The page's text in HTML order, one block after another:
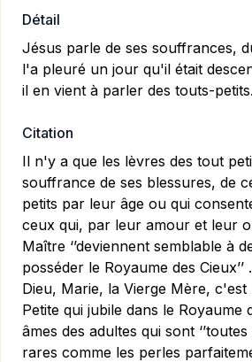
Détail
Jésus parle de ses souffrances,
l'a pleuré un jour qu'il était
il en vient à parler des touts-petits.
Citation
Il n'y a que les lèvres des tout
souffrance de ses blessures, de
petits par leur âge ou qui
ceux qui, par leur amour et leur
Maître ‘’deviennent semblable à
posséder le Royaume des Cieux’’
Dieu, Marie, la Vierge Mère,
Petite qui jubile dans le Royaume
âmes des adultes qui sont ‘’toutes
rares comme les perles